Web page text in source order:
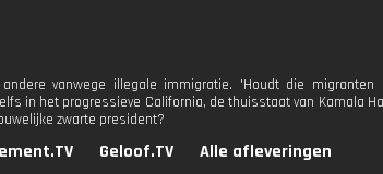
vanwege illegale immigratie. 'Houdt die
in het progressieve California, de thuisstaat van Kamala
zwarte president?
Geloof.TV Alle afleveringen